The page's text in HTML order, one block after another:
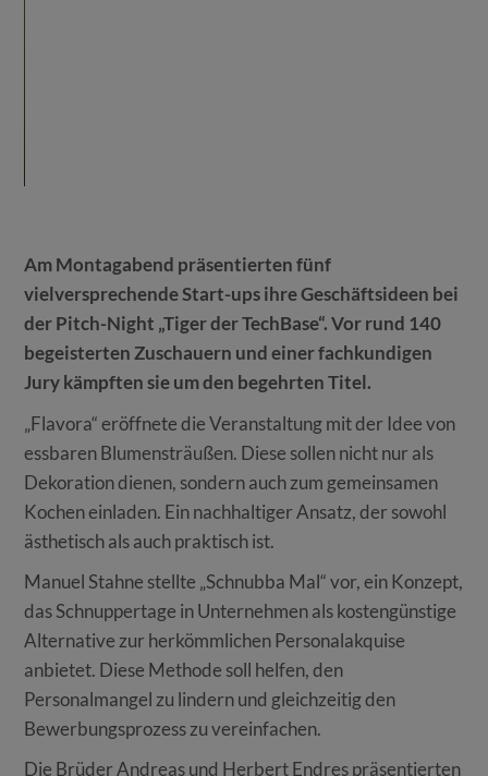
Am Montagabend präsentierten fünf
vielversprechende Start-ups ihre Geschäftsideen bei
der Pitch-Night „Tiger der TechBase“. Vor rund 140
begeisterten Zuschauern und einer fachkundigen
Jury kämpften sie um den begehrten Titel.
„Flavora“ eröffnete die Veranstaltung mit der Idee von
essbaren Blumensträußen. Diese sollen nicht nur als
Dekoration dienen, sondern auch zum gemeinsamen
Kochen einladen. Ein nachhaltiger Ansatz, der sowohl
ästhetisch als auch praktisch ist.
Manuel Stahne stellte „Schnubba Mal“ vor, ein Konzept,
das Schnuppertage in Unternehmen als kostengünstige
Alternative zur herkömmlichen Personalakquise
anbietet. Diese Methode soll helfen, den
Personalmangel zu lindern und gleichzeitig den
Bewerbungsprozess zu vereinfachen.
Die Brüder Andreas und Herbert Endres präsentierten